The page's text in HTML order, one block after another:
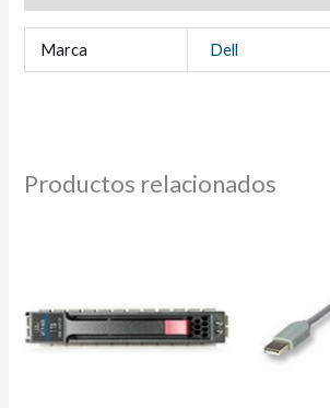
Marca Dell
Productos relacionados